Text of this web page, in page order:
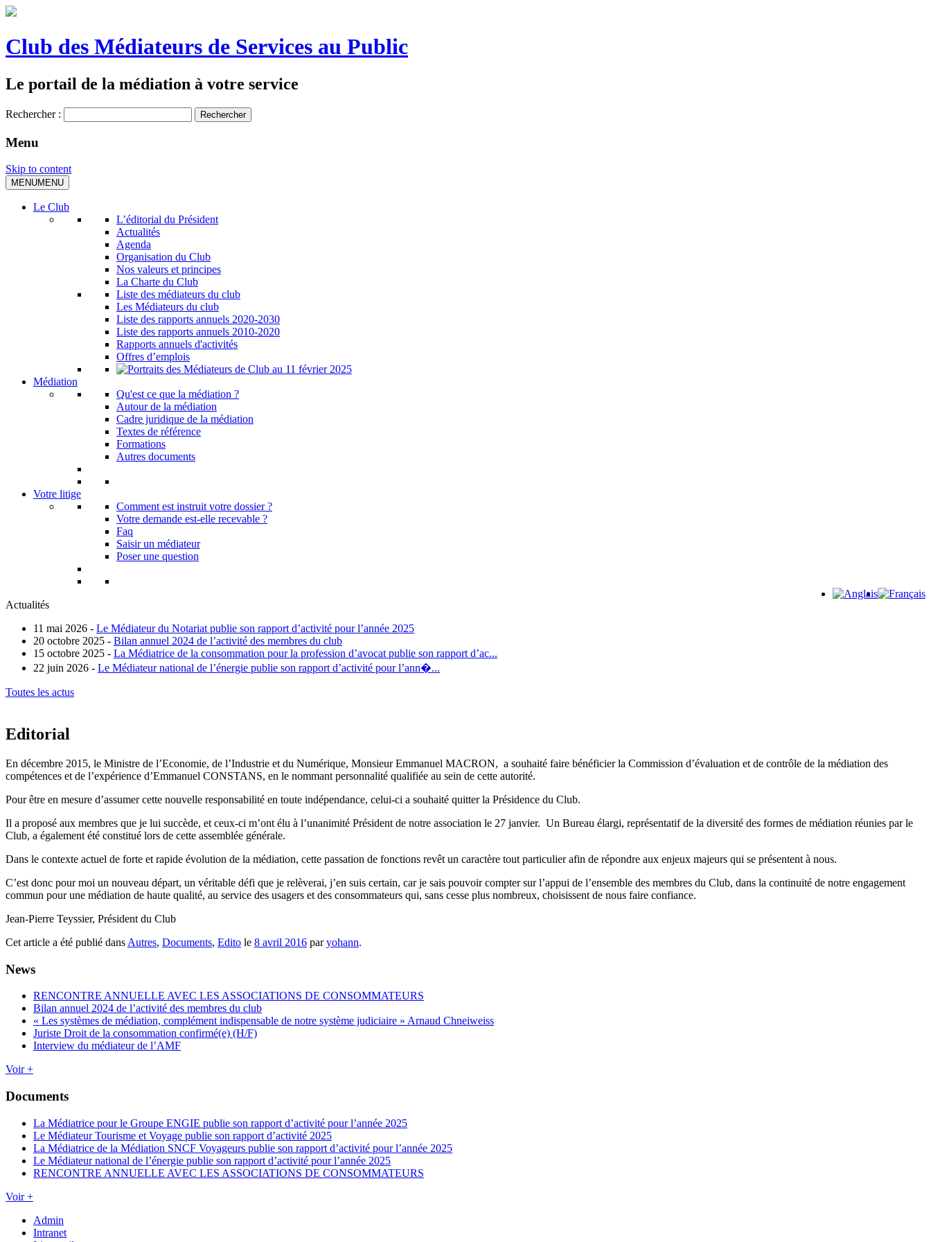
Club des Médiateurs de Services au Public
Le portail de la médiation à votre service
Rechercher :
Menu
Skip to content
MENUMENU
Le Club
L’éditorial du Président
Actualités
Agenda
Organisation du Club
Nos valeurs et principes
La Charte du Club
Liste des médiateurs du club
Les Médiateurs du club
Liste des rapports annuels 2020-2030
Liste des rapports annuels 2010-2020
Rapports annuels d'activités
Offres d’emplois
Médiation
Qu'est ce que la médiation ?
Autour de la médiation
Cadre juridique de la médiation
Textes de référence
Formations
Autres documents
Votre litige
Comment est instruit votre dossier ?
Votre demande est-elle recevable ?
Faq
Saisir un médiateur
Poser une question
Actualités
11 mai 2026 - Le Médiateur du Notariat publie son rapport d’activité pour l’année 2025
20 octobre 2025 - Bilan annuel 2024 de l’activité des membres du club
15 octobre 2025 - La Médiatrice de la consommation pour la profession d’avocat publie son rapport d’ac...
22 juin 2026 - Le Médiateur national de l’énergie publie son rapport d’activité pour l’ann�...
Toutes les actus
Editorial
En décembre 2015, le Ministre de l’Economie, de l’Industrie et du Numérique, Monsieur Emmanuel MACRON, a souhaité faire bénéficier la Commission d’évaluation et de contrôle de la médiation des
compétences et de l’expérience d’Emmanuel CONSTANS, en le nommant personnalité qualifiée au sein de cette autorité.
Pour être en mesure d’assumer cette nouvelle responsabilité en toute indépendance, celui-ci a souhaité quitter la Présidence du Club.
Il a proposé aux membres que je lui succède, et ceux-ci m’ont élu à l’unanimité Président de notre association le 27 janvier. Un Bureau élargi, représentatif de la diversité des formes de médiation réunies par le
Club, a également été constitué lors de cette assemblée générale.
Dans le contexte actuel de forte et rapide évolution de la médiation, cette passation de fonctions revêt un caractère tout particulier afin de répondre aux enjeux majeurs qui se présentent à nous.
C’est donc pour moi un nouveau départ, un véritable défi que je relèverai, j’en suis certain, car je sais pouvoir compter sur l’appui de l’ensemble des membres du Club, dans la continuité de notre engagement
commun pour une médiation de haute qualité, au service des usagers et des consommateurs qui, sans cesse plus nombreux, choisissent de nous faire confiance.
Jean-Pierre Teyssier, Président du Club
Cet article a été publié dans Autres, Documents, Edito le 8 avril 2016 paryohann.
News
RENCONTRE ANNUELLE AVEC LES ASSOCIATIONS DE CONSOMMATEURS
Bilan annuel 2024 de l’activité des membres du club
« Les systèmes de médiation, complément indispensable de notre système judiciaire » Arnaud Chneiweiss
Juriste Droit de la consommation confirmé(e) (H/F)
Interview du médiateur de l’AMF
Voir +
Documents
La Médiatrice pour le Groupe ENGIE publie son rapport d’activité pour l’année 2025
Le Médiateur Tourisme et Voyage publie son rapport d’activité 2025
La Médiatrice de la Médiation SNCF Voyageurs publie son rapport d’activité pour l’année 2025
Le Médiateur national de l’énergie publie son rapport d’activité pour l’année 2025
RENCONTRE ANNUELLE AVEC LES ASSOCIATIONS DE CONSOMMATEURS
Voir +
Admin
Intranet